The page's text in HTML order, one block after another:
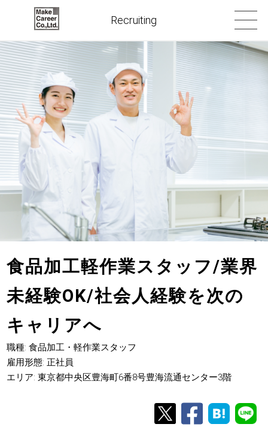
Recruiting
食品加工軽作業スタッフ/業界
未経験OK/社会人経験を次の
キャリアへ
職種: 食品加工・軽作業スタッフ
雇用形態: 正社員
エリア: 東京都中央区豊海町6番8号豊海流通センター3階